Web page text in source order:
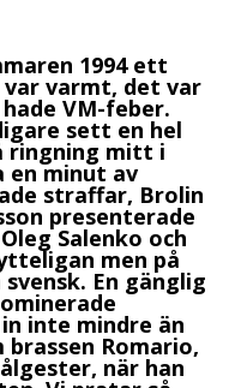
1994 ett
varmt, det var
VM-feber.
sett en hel
ringning mitt i
minut av
straffar, Brolin
presenterade
Salenko och
men på
En gänglig
inte mindre än
Romario,
när han